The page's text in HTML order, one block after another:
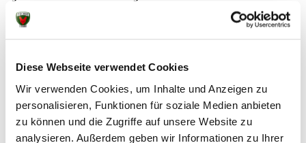
Diese Webseite verwendet Cookies
Wir verwenden Cookies, um Inhalte und Anzeigen zu
personalisieren, Funktionen für soziale Medien anbieten
zu können und die Zugriffe auf unsere Website zu
analysieren. Außerdem geben wir Informationen zu Ihrer
Seit 2014 gehört GROHE zu dem starken
Markenportfolio von LIXIL, einem führenden
Hersteller von richtungsweisenden
Wassertechnologien und Gebäudeausstattung. Um
GROHE Produkt auf den Markenwerten Qualität,
Technologie, Design und Nachhaltigkeit. Mit ihren
kundenspezifischen Portfolios GROHE QuickFix,